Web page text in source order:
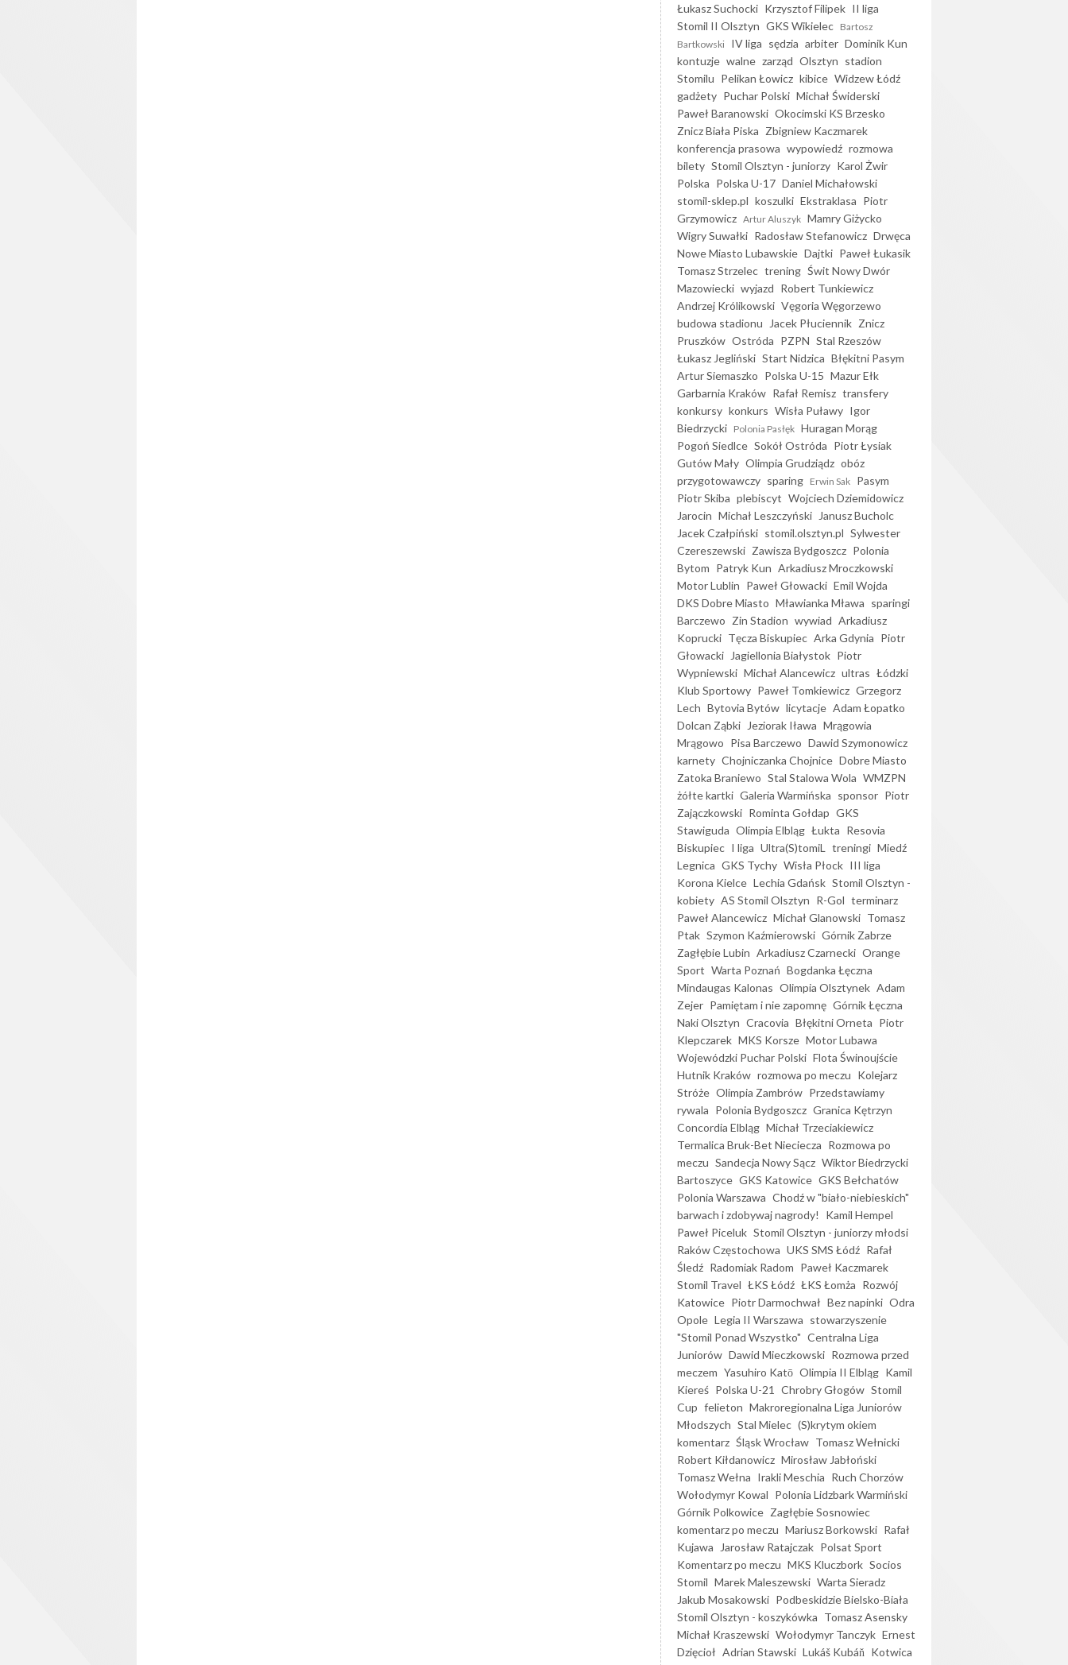
Łukasz Suchocki Krzysztof Filipek II liga
Stomil II Olsztyn GKS Wikielec Bartosz
Bartkowski IV liga sędzia arbiter Dominik Kun
kontuzje walne zarząd Olsztyn stadion
Stomilu Pelikan Łowicz kibice Widzew Łódź
gadżety Puchar Polski Michał Świderski
Paweł Baranowski Okocimski KS Brzesko
Znicz Biała Piska Zbigniew Kaczmarek
konferencja prasowa wypowiedź rozmowa
bilety Stomil Olsztyn - juniorzy Karol Żwir
Polska Polska U-17 Daniel Michałowski
stomil-sklep.pl koszulki Ekstraklasa Piotr
Grzymowicz Artur Aluszyk Mamry Giżycko
Wigry Suwałki Radosław Stefanowicz Drwęca
Nowe Miasto Lubawskie Dajtki Paweł Łukasik
Tomasz Strzelec trening Świt Nowy Dwór
Mazowiecki wyjazd Robert Tunkiewicz
Andrzej Królikowski Vęgoria Węgorzewo
budowa stadionu
Jacek Płuciennik Znicz
Pruszków Ostróda PZPN Stal Rzeszów
Łukasz Jegliński Start Nidzica Błękitni Pasym
Artur Siemaszko Polska U-15 Mazur Ełk
Garbarnia Kraków Rafał Remisz transfery
konkursy konkurs Wisła Puławy Igor
Biedrzycki Polonia Pasłęk Huragan Morąg
Pogoń Siedlce Sokół Ostróda Piotr Łysiak
Gutów Mały Olimpia Grudziądz obóz
przygotowawczy sparing Erwin Sak Pasym
Piotr Skiba plebiscyt Wojciech Dziemidowicz
Jarocin Michał Leszczyński
Janusz Bucholc
Jacek Czałpiński stomil.olsztyn.pl Sylwester
Czereszewski Zawisza Bydgoszcz Polonia
Bytom Patryk Kun Arkadiusz Mroczkowski
Motor Lublin Paweł Głowacki Emil Wojda
DKS Dobre Miasto Mławianka Mława sparingi
Barczewo Zin Stadion wywiad Arkadiusz
Koprucki Tęcza Biskupiec Arka Gdynia Piotr
Głowacki
Jagiellonia Białystok Piotr
Wypniewski Michał Alancewicz ultras Łódzki
Klub Sportowy Paweł Tomkiewicz Grzegorz
Lech Bytovia Bytów licytacje Adam Łopatko
Dolcan Ząbki
Jeziorak Iława Mrągowia
Mrągowo Pisa Barczewo Dawid Szymonowicz
karnety Chojniczanka Chojnice Dobre Miasto
Zatoka Braniewo Stal Stalowa Wola WMZPN
żółte kartki Galeria Warmińska sponsor Piotr
Zajączkowski Rominta Gołdap GKS
Stawiguda Olimpia Elbląg Łukta Resovia
Biskupiec I liga Ultra(S)tomiL treningi Miedź
Legnica GKS Tychy Wisła Płock III liga
Korona Kielce Lechia Gdańsk Stomil Olsztyn -
kobiety AS Stomil Olsztyn R-Gol terminarz
Paweł Alancewicz Michał Glanowski Tomasz
Ptak Szymon Kaźmierowski Górnik Zabrze
Zagłębie Lubin Arkadiusz Czarnecki Orange
Sport Warta Poznań Bogdanka Łęczna
Mindaugas Kalonas Olimpia Olsztynek Adam
Zejer Pamiętam i nie zapomnę Górnik Łęczna
Naki Olsztyn Cracovia Błękitni Orneta Piotr
Klepczarek MKS Korsze Motor Lubawa
Wojewódzki Puchar Polski Flota Świnoujście
Hutnik Kraków rozmowa po meczu Kolejarz
Stróże Olimpia Zambrów Przedstawiamy
rywala Polonia Bydgoszcz Granica Kętrzyn
Concordia Elbląg Michał Trzeciakiewicz
Termalica Bruk-Bet Nieciecza Rozmowa po
meczu Sandecja Nowy Sącz Wiktor Biedrzycki
Bartoszyce GKS Katowice GKS Bełchatów
Polonia Warszawa Chodź w "biało-niebieskich"
barwach i zdobywaj nagrody!
Kamil Hempel
Paweł Piceluk Stomil Olsztyn - juniorzy młodsi
Raków Częstochowa UKS SMS Łódź Rafał
Śledź Radomiak Radom Paweł Kaczmarek
Stomil Travel ŁKS Łódź ŁKS Łomża Rozwój
Katowice Piotr Darmochwał Bez napinki Odra
Opole Legia II Warszawa stowarzyszenie
"Stomil Ponad Wszystko" Centralna Liga
Juniorów Dawid Mieczkowski Rozmowa przed
meczem Yasuhiro Katō Olimpia II Elbląg Kamil
Kiereś Polska U-21 Chrobry Głogów Stomil
Cup felieton Makroregionalna Liga Juniorów
Młodszych Stal Mielec (S)krytym okiem
komentarz Śląsk Wrocław Tomasz Wełnicki
Robert Kiłdanowicz Mirosław Jabłoński
Tomasz Wełna Irakli Meschia Ruch Chorzów
Wołodymyr Kowal Polonia Lidzbark Warmiński
Górnik Polkowice Zagłębie Sosnowiec
komentarz po meczu Mariusz Borkowski Rafał
Kujawa
Jarosław Ratajczak Polsat Sport
Komentarz po meczu MKS Kluczbork Socios
Stomil Marek Maleszewski Warta Sieradz
Jakub Mosakowski Podbeskidzie Bielsko-Biała
Stomil Olsztyn - koszykówka Tomasz Asensky
Michał Kraszewski Wołodymyr Tanczyk Ernest
Dzięcioł Adrian Stawski Lukáš Kubáň Kotwica